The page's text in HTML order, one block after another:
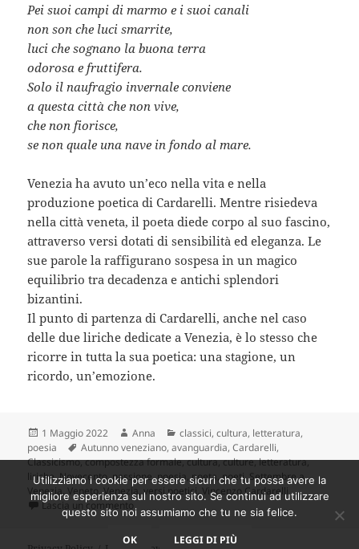
Pei suoi campi di marmo e i suoi canali
non son che luci smarrite,
luci che sognano la buona terra
odorosa e fruttifera.
Solo il naufragio invernale conviene
a questa città che non vive,
che non fiorisce,
se non quale una nave in fondo al mare.
Venezia ha avuto un’eco nella vita e nella
produzione poetica di Cardarelli. Mentre risiedeva
nella città veneta, il poeta diede corpo al suo fascino,
attraverso versi dotati di sensibilità ed eleganza. Le
sue parole la raffigurano sospesa in un magico
equilibrio tra decadenza e antichi splendori
bizantini.
Il punto di partenza di Cardarelli, anche nel caso
delle due liriche dedicate a Venezia, è lo stesso che
ricorre in tutta la sua poetica: una stagione, un
ricordo, un’emozione.
Scritto
il
1 Maggio 2022 Autore
Anna Categorie
classici,cultura, letteratura,
poesia
Tag
Autunno veneziano,avanguardia,Cardarelli,
Classicismo,compostezza formale,cultura,culture,letteratura,
liriche,Novecento,passione,poesia,poeta,poeti,Settembre a
Venezia,Veneto,Venezia,versi poetici,Vincenzo Cardarelli
Lascia un commentosu Cardarelli: il poeta che conciliò passione e
Utilizziamo i cookie per essere sicuri che tu possa avere la
migliore esperienza sul nostro sito. Se continui ad utilizzare
questo sito noi assumiamo che tu ne sia felice.
OK LEGGI DI PIÙ